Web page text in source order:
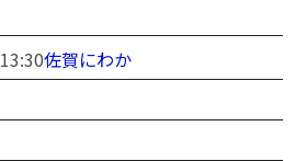
13:30佐賀にわか